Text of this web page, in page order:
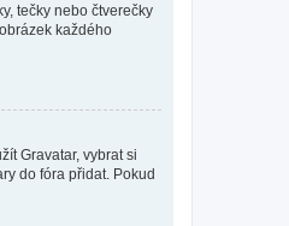
tečky nebo čtverečky
každého
Gravatar, vybrat si
do fóra přidat. Pokud